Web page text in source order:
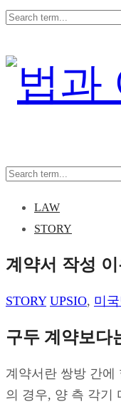
LAW
STORY
계약서 작성
STORY UPSIO, 미
구두 계약보다
계약서란 쌍방 간에
의 경우, 양 측 각기